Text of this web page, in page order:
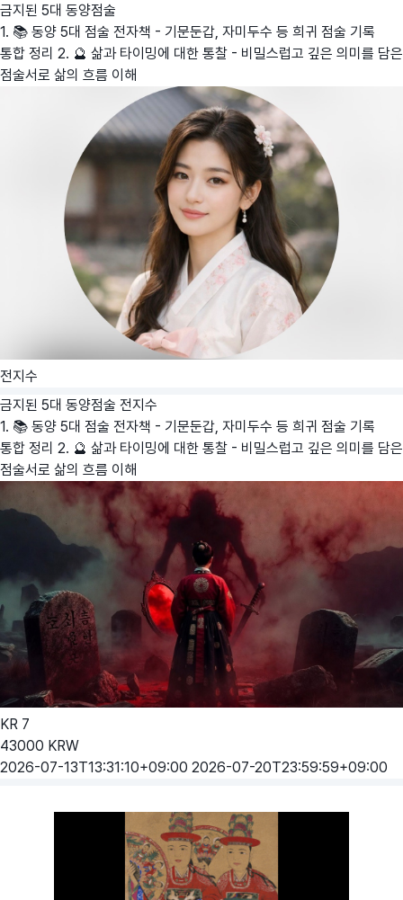
금지된 5대 동양점술
1. 📚 동양 5대 점술 전자책 - 기문둔갑, 자미두수 등 희귀 점술 기록
통합 정리 2. 🔮 삶과 타이밍에 대한 통찰 - 비밀스럽고 깊은 의미를 담은
점술서로 삶의 흐름 이해
전지수
금지된 5대 동양점술 전지수
1. 📚 동양 5대 점술 전자책 - 기문둔갑, 자미두수 등 희귀 점술 기록
통합 정리 2. 🔮 삶과 타이밍에 대한 통찰 - 비밀스럽고 깊은 의미를 담은
점술서로 삶의 흐름 이해
KR 7
43000 KRW
2026-07-13T13:31:10+09:00 2026-07-20T23:59:59+09:00